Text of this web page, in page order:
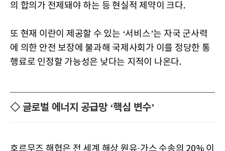
의 합의가 전제돼야 하는 등 현실적 제약이 크다.
또 현재 이란이 제공할 수 있는 ‘서비스’는 자국 군사력
에 의한 안전 보장에 불과해 국제사회가 이를 정당한 통
행료로 인정할 가능성은 낮다는 지적이 나온다.
◇ 글로벌 에너지 공급망 ‘핵심 변수’
호르무즈 해협은 전 세계 해상 원유·가스 수송의 20% 이